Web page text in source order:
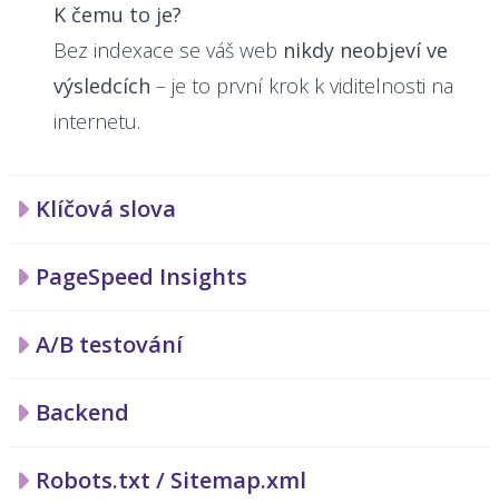
K čemu to je?
Bez indexace se váš web nikdy neobjeví ve
výsledcích – je to první krok k viditelnosti na
internetu.
Klíčová slova
PageSpeed Insights
A/B testování
Backend
Robots.txt / Sitemap.xml